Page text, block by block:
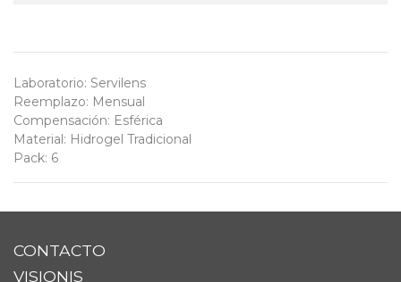
Laboratorio: Servilens
Reemplazo: Mensual
Compensación: Esférica
Material : Hidrogel Tradicional
Pack: 6
CONTACTO
VISIONIS